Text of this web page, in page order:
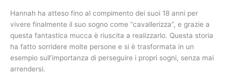
Hannah ha atteso fino al compimento dei suoi 18 anni per
vivere finalmente il suo sogno come “cavallerizza”, e grazie a
questa fantastica mucca è riuscita a realizzarlo. Questa storia
ha fatto sorridere molte persone e si è trasformata in un
esempio sull’importanza di perseguire i propri sogni, senza mai
arrendersi.